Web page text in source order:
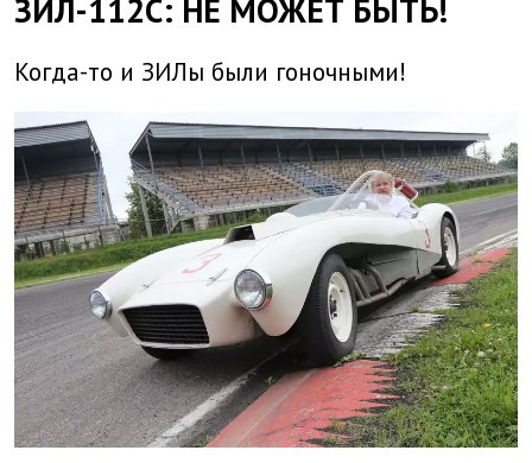
ЗИЛ-112С: НЕ МОЖЕТ БЫТЬ!
Когда-то и ЗИЛы были гоночными!